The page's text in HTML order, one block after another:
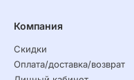
Компания
Скидки
Оплата/доставка/возврат